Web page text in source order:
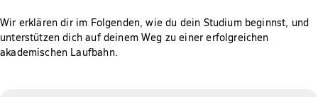
Wir erklären dir im Folgenden, wie du dein Studium beginnst, und
unterstützen dich auf deinem Weg zu einer erfolgreichen
akademischen Laufbahn.